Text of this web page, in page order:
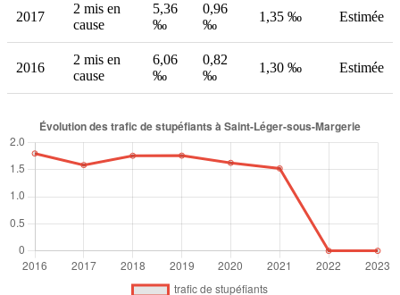
2017
2 mis en
cause
5,36
‰
0,96
‰
1,35 ‰ Estimée
2016
2 mis en
cause
6,06
‰
0,82
‰
1,30 ‰ Estimée